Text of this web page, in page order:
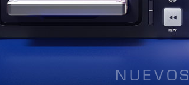
NUEVOS